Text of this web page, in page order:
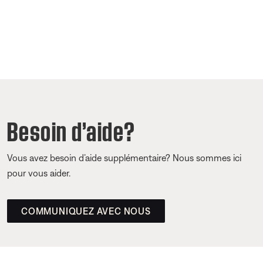
Besoin d’aide?
Vous avez besoin d’aide supplémentaire? Nous sommes ici
pour vous aider.
COMMUNIQUEZ AVEC NOUS